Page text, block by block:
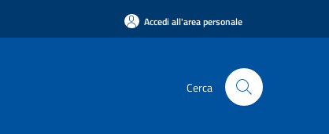
Accedi all'area personale
Cerca